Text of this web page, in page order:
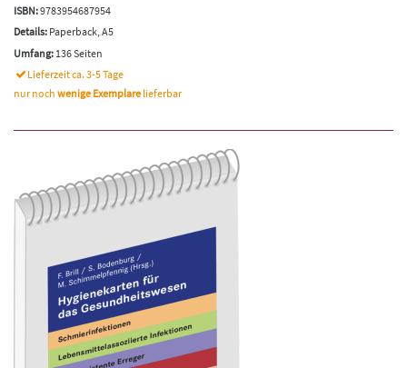
ISBN:9783954687954
Details: Paperback, A5
Umfang: 136 Seiten
Lieferzeit ca. 3-5 Tage
nur noch wenige Exemplare lieferbar